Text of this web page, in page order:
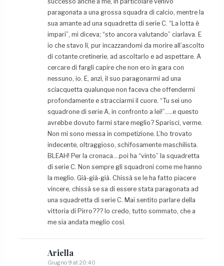
paragonata a una grossa squadra di calcio, mentre la
sua amante ad una squadretta di serie C. “La lotta è
impari”, mi diceva; “sto ancora valutando” ciarlava. E
io che stavo lì, pur incazzandomi da morire all’ascolto
di cotante cretinerie, ad ascoltarlo e ad aspettare. A
cercare di fargli capire che non ero in gara con
nessuno, io. E, anzi, il suo paragonarmi ad una
sciacquetta qualunque non faceva che offendermi
profondamente e stracciarmi il cuore. “Tu sei uno
squadrone di serie A, in confronto a lei!”…..e questo
avrebbe dovuto farmi stare meglio? Sparisci, verme.
Non mi sono messa in competizione. L’ho trovato
indecente, oltraggioso, schifosamente maschilista.
BLEAH! Per la cronaca….poi ha “vinto” la squadretta
di serie C. Non sempre gli squadroni come me hanno
la meglio. Già-già-già. Chissà se le ha fatto piacere
vincere, chissà se sa di essere stata paragonata ad
una squadretta di serie C. Mai sentito parlare della
vittoria di Pirro??? Io credo, tutto sommato, che a
me sia andata meglio così.
Ariella
Giugno 9 at 20:40